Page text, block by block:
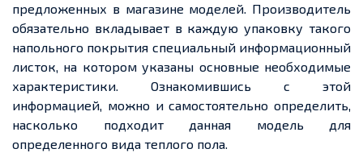
предложенных в магазине моделей. Производитель
обязательно вкладывает в каждую упаковку такого
напольного покрытия специальный информационный
листок, на котором указаны основные необходимые
характеристики. Ознакомившись с этой
информацией, можно и самостоятельно определить,
насколько подходит данная модель для
определенного вида теплого пола.